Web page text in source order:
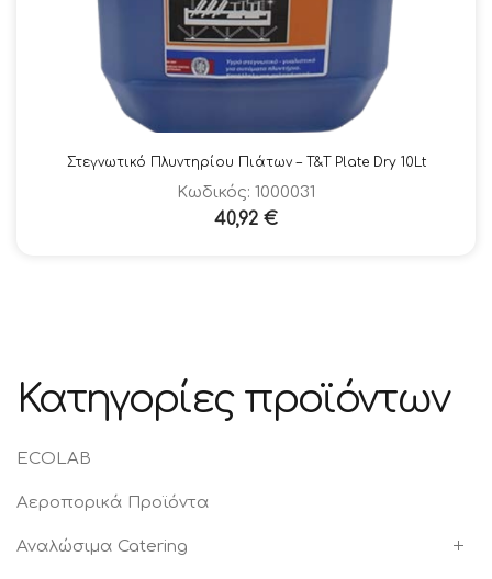
Στεγνωτικό Πλυντηρίου Πιάτων – T&T Plate Dry 10Lt
Κωδικός: 1000031
40,92 €
Κατηγορίες προϊόντων
ECOLAB
Αεροπορικά Προϊόντα
Αναλώσιμα Catering